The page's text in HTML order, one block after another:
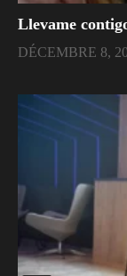
Llevame
DÉCEMBRE 8,